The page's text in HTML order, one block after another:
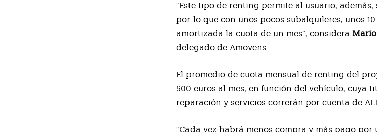
“Este tipo de renting permite al usuario,
por lo que con unos pocos subalquileres, unos
amortizada la cuota de un mes”, considera
delegado de Amovens.
El promedio de cuota mensual de renting del
500 euros al mes, en función del vehículo, cuya
reparación y servicios correrán por cuenta de
“Cada vez habrá menos compra y más pago